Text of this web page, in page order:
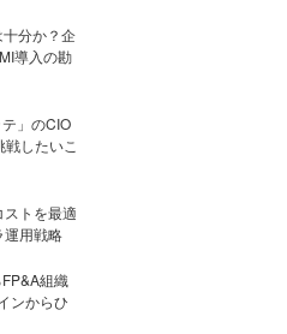
分か？企
導入の勘
」のCIO
したいこ
トを最適
運用戦略
組織
ンからひ